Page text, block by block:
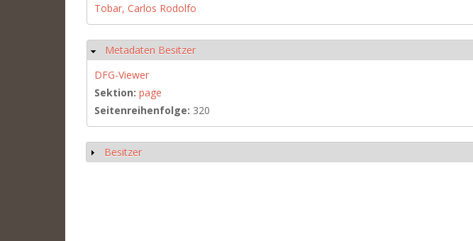
Tobar, Carlos Rodolfo
Ausblenden
Metadaten Besitzer
DFG-Viewer
Sektion: page
Seitenreihenfolge: 320
Anzeigen
Besitzer